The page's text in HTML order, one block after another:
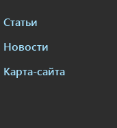
Статьи
Новости
Карта-сайта